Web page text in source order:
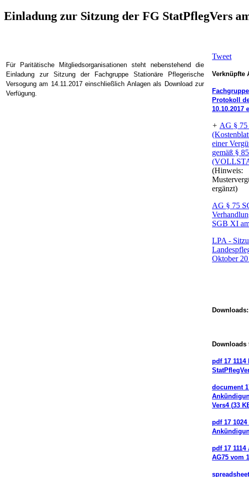
Einladung zur Sitzung der FG StatPflegVers
Für Paritätische Mitgliedsorganisationen steht nebenstehend die
Einladung zur Sitzung der Fachgruppe Stationäre Pflegerische
Versogung am 14.11.2017 einschließlich Anlagen als Download zur
Verfügung.
Tweet
Verknüpfte
Protokoll
10.10.2017
+ AG §
einer
gemäß §
(Hinweis:
ergänzt)
AG § 75
SGB XI
LPA -
Oktober
Downloads:
pdf17 1114
document
Vers4 (33
pdf17 1024
pdf17 1114
AG75 vom
spreadsheet